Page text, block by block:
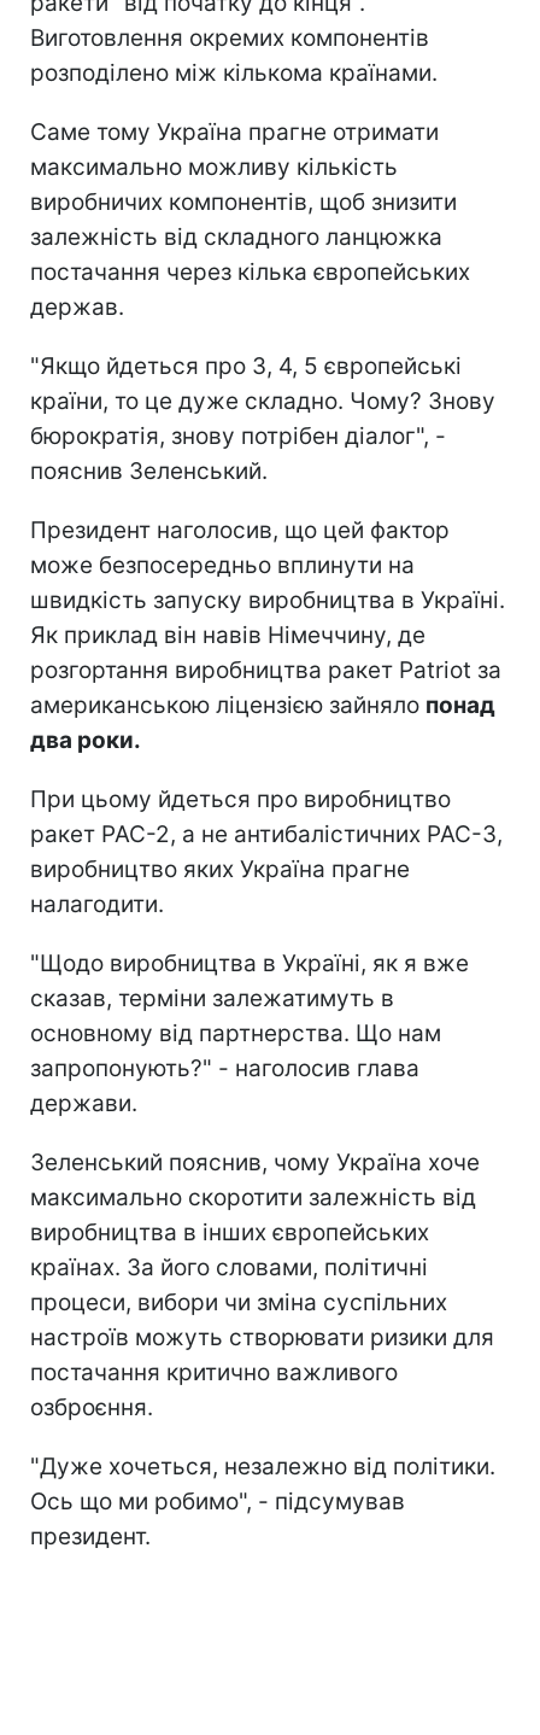
Виготовлення окремих компонентів
розподілено між кількома країнами.
Саме тому Україна прагне отримати
максимально можливу кількість
виробничих компонентів, щоб знизити
залежність від складного ланцюжка
постачання через кілька європейських
держав.
"Якщо йдеться про 3, 4, 5 європейські
країни, то це дуже складно. Чому? Знову
бюрократія, знову потрібен діалог", -
пояснив Зеленський.
Президент наголосив, що цей фактор
може безпосередньо вплинути на
швидкість запуску виробництва в Україні.
Як приклад він навів Німеччину, де
розгортання виробництва ракет Patriot за
американською ліцензією зайняло понад
два роки.
При цьому йдеться про виробництво
ракет PAC-2, а не антибалістичних PAC-3,
виробництво яких Україна прагне
налагодити.
"Щодо виробництва в Україні, як я вже
сказав, терміни залежатимуть в
основному від партнерства. Що нам
запропонують?" - наголосив глава
держави.
Зеленський пояснив, чому Україна хоче
максимально скоротити залежність від
виробництва в інших європейських
країнах. За його словами, політичні
процеси, вибори чи зміна суспільних
настроїв можуть створювати ризики для
постачання критично важливого
озброєння.
"Дуже хочеться, незалежно від політики.
Ось що ми робимо", - підсумував
президент.